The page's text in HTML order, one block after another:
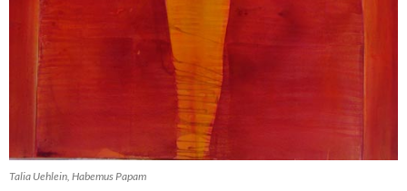
Talia Uehlein, Habemus Papam